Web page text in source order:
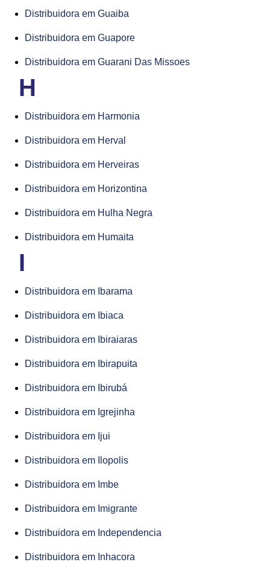
Distribuidora em Guaiba
Distribuidora em Guapore
Distribuidora em Guarani Das Missoes
H
Distribuidora em Harmonia
Distribuidora em Herval
Distribuidora em Herveiras
Distribuidora em Horizontina
Distribuidora em Hulha Negra
Distribuidora em Humaita
I
Distribuidora em Ibarama
Distribuidora em Ibiaca
Distribuidora em Ibiraiaras
Distribuidora em Ibirapuita
Distribuidora em Ibirubá
Distribuidora em Igrejinha
Distribuidora em Ijui
Distribuidora em Ilopolis
Distribuidora em Imbe
Distribuidora em Imigrante
Distribuidora em Independencia
Distribuidora em Inhacora